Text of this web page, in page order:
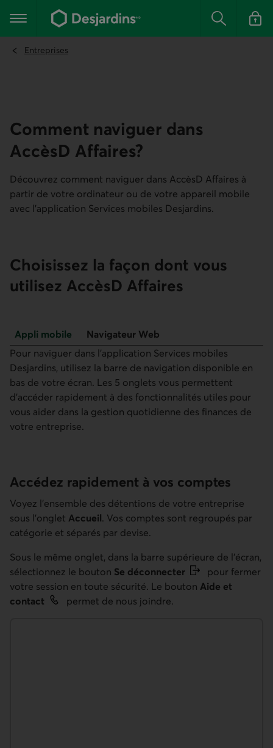
contenu
Menu principal Rechercher
Se
Entreprises
Comment naviguer dans
AccèsD Affaires?
Découvrez comment naviguer dans AccèsD Affaires à
partir de votre ordinateur ou de votre appareil mobile
avec l’application Services mobiles Desjardins.
Choisissez la façon dont vous
utilisez AccèsD Affaires
Appli mobile Navigateur Web
Appli mobile
Pour naviguer dans l’application Services mobiles
Desjardins, utilisez la barre de navigation disponible en
bas de votre écran. Les 5 onglets vous permettent
d’accéder rapidement à des fonctionnalités utiles pour
vous aider dans la gestion quotidienne des finances de
votre entreprise.
Accédez rapidement à vos comptes
Voyez l’ensemble des détentions de votre entreprise
sous l’onglet Accueil. Vos comptes sont regroupés par
catégorie et séparés par devise.
Sous le même onglet, dans la barre supérieure de l’écran,
sélectionnez le bouton Se déconnecter
pour fermer
votre session en toute sécurité. Le bouton Aide et
contact
permet de nous joindre.